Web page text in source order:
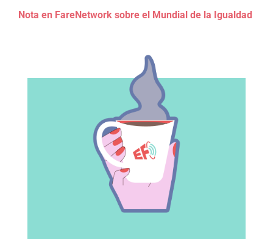
Nota en FareNetwork sobre el Mundial de la Igualdad